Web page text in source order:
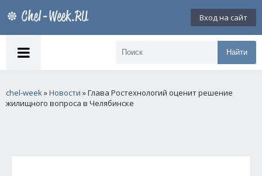
Вход на сайт
Найти
chel-week»Новости » Глава Ростехнологий оценит решение
жилищного вопроса в Челябинске